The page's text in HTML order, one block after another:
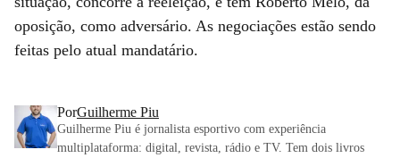
oposição, como adversário. As negociações estão sendo
feitas pelo atual mandatário.
PorGuilherme Piu
Guilherme Piu é jornalista esportivo com experiência
multiplataforma: digital, revista, rádio e TV. Tem dois livros